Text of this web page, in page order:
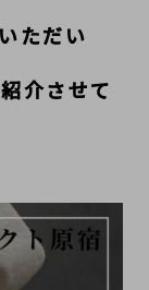
ただい
介させて